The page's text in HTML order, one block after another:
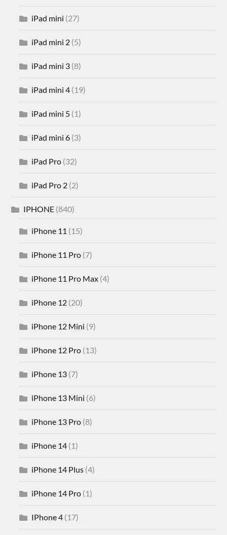
iPad mini (27)
iPad mini 2 (5)
iPad mini 3 (8)
iPad mini 4 (19)
iPad mini 5 (1)
iPad mini 6 (3)
iPad Pro (32)
iPad Pro 2 (2)
IPHONE (840)
iPhone 11 (15)
iPhone 11 Pro (7)
iPhone 11 Pro Max (4)
iPhone 12 (20)
iPhone 12 Mini (9)
iPhone 12 Pro (13)
iPhone 13 (7)
iPhone 13 Mini (6)
iPhone 13 Pro (8)
iPhone 14 (1)
iPhone 14 Plus (4)
iPhone 14 Pro (1)
IPhone 4 (17)